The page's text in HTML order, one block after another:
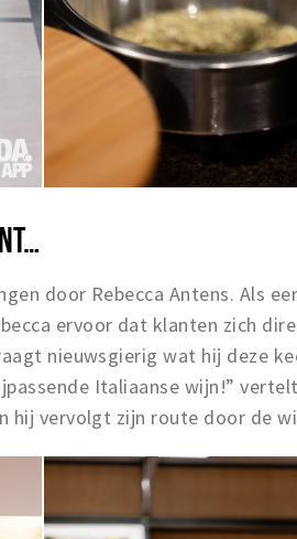
door Rebecca Antens. Als
ervoor dat klanten zich
nieuwsgierig wat hij deze
Italiaanse wijn!”
hij vervolgt zijn route door de